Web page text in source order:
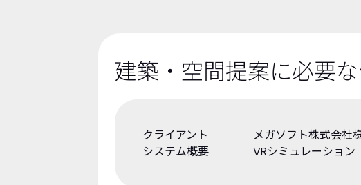
建築・空間提案に必要
クライアント
メガソフト株式会社
システム概要
VRシミュレーション